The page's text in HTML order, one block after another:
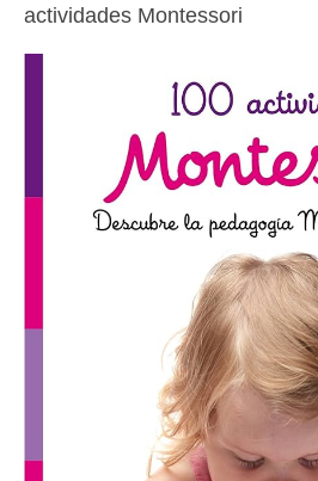
actividades Montessori